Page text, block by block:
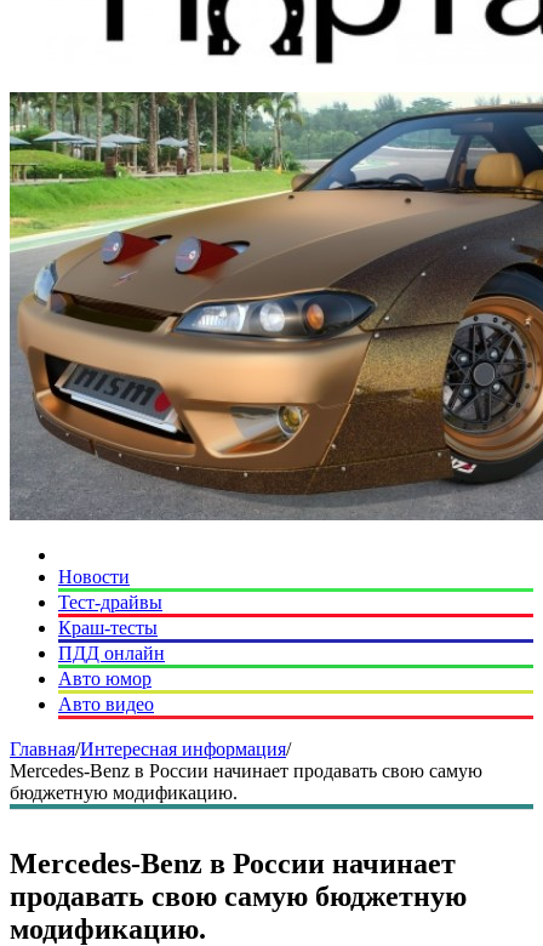
Новости
Тест-драйвы
Краш-тесты
ПДД онлайн
Авто юмор
Авто видео
Главная/Интересная информация/
Mercedes-Benz в России начинает продавать свою самую
бюджетную модификацию.
Mercedes-Benz в России начинает
продавать свою самую бюджетную
модификацию.